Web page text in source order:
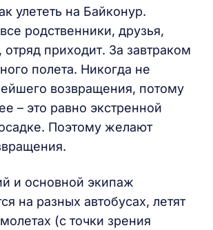
улететь на Байконур.
родственники, друзья,
отряд приходит. За завтраком
полета. Никогда не
возвращения, потому
– это равно экстренной
Поэтому желают
и основной экипаж
на разных автобусах, летят
(с точки зрения